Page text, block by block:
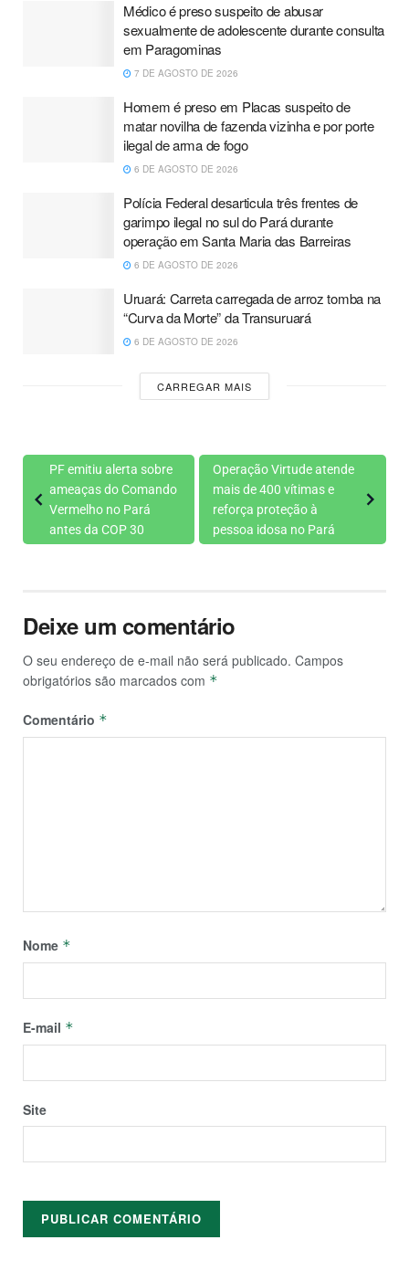
Médico é preso suspeito de abusar
sexualmente de adolescente durante consulta
em Paragominas
7 DE AGOSTO DE 2026
Homem é preso em Placas suspeito de
matar novilha de fazenda vizinha e por porte
ilegal de arma de fogo
6 DE AGOSTO DE 2026
Polícia Federal desarticula três frentes de
garimpo ilegal no sul do Pará durante
operação em Santa Maria das Barreiras
6 DE AGOSTO DE 2026
Uruará: Carreta carregada de arroz tomba na
“Curva da Morte” da Transuruará
6 DE AGOSTO DE 2026
CARREGAR MAIS
PF emitiu alerta sobre
ameaças do Comando
Vermelho no Pará
antes da COP 30
Operação Virtude atende
mais de 400 vítimas e
reforça proteção à
pessoa idosa no Pará
Deixe um comentário
O seu endereço de e-mail não será publicado. Campos
obrigatórios são marcados com *
Comentário *
Nome *
E-mail *
Site